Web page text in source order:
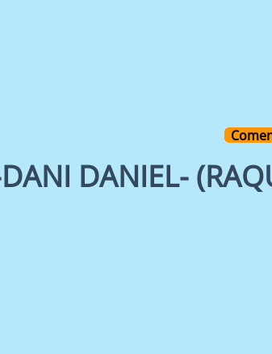
DANIEL-